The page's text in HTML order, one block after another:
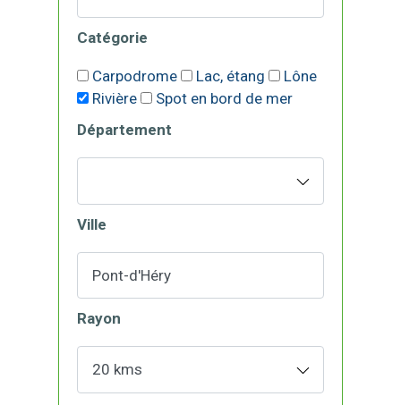
Catégorie
Carpodrome Lac, étang
Lône
Rivière
Spot en bord de mer
Département
Ville
Rayon